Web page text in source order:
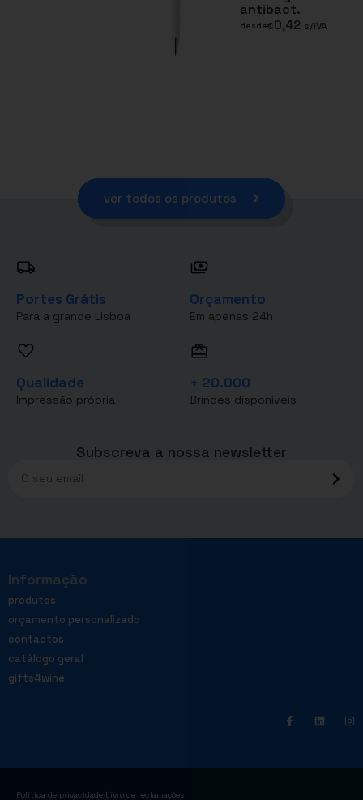
antibact.
desde€0,42 s/IVA
ver todos os produtos
Portes Grátis
Para a grande Lisboa
Orçamento
Em apenas 24h
Qualidade
Impressão própria
+ 20.000
Brindes disponíveis
Subscreva a nossa newsletter
Informação
produtos
orçamento personalizado
contactos
catálogo geral
gifts4wine
Política de privacidade Livro de reclamações